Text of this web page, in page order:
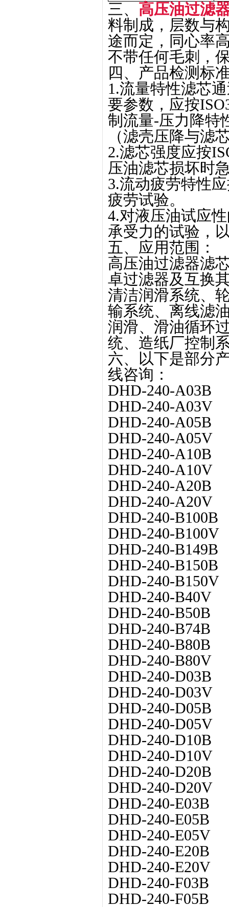
三、 高压油过滤
料制成，层数与
途而定，同心率
不带任何毛刺，
四、产品检测标
1.流量特性滤芯
要参数，应按
制流量-压力降特
（滤壳压降与滤
2.滤芯强度应按
压油滤芯损坏时
3.流动疲劳特性
疲劳试验。
4.对液压油试应
承受力的试验，
五、应用范围：
高压油过滤器滤
卓过滤器及互换
清洁润滑系统、
输系统、离线滤
润滑、滑油循环
统、造纸厂控制
六、以下是部分
线咨询：
DHD-240-A03B
DHD-240-A03V
DHD-240-A05B
DHD-240-A05V
DHD-240-A10B
DHD-240-A10V
DHD-240-A20B
DHD-240-A20V
DHD-240-B100B
DHD-240-B100V
DHD-240-B149B
DHD-240-B150B
DHD-240-B150V
DHD-240-B40V
DHD-240-B50B
DHD-240-B74B
DHD-240-B80B
DHD-240-B80V
DHD-240-D03B
DHD-240-D03V
DHD-240-D05B
DHD-240-D05V
DHD-240-D10B
DHD-240-D10V
DHD-240-D20B
DHD-240-D20V
DHD-240-E03B
DHD-240-E05B
DHD-240-E05V
DHD-240-E20B
DHD-240-E20V
DHD-240-F03B
DHD-240-F05B